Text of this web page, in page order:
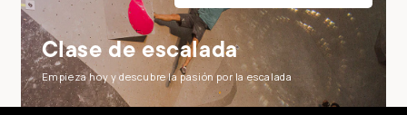
Clase de escalada
Empieza hoy y descubre la pasión por la escalada